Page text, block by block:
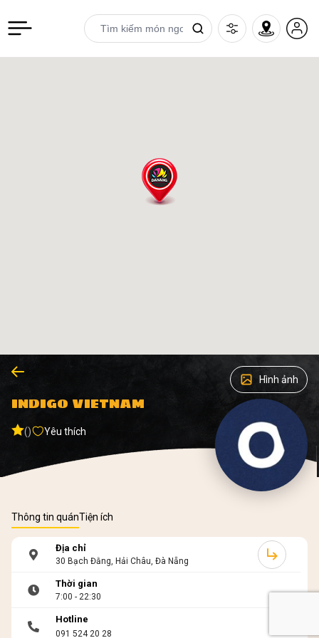
Hình ảnh
INDIGO VIETNAM
() Yêu thích
Thông tin quánTiện ích
Địa chỉ
30 Bạch Đằng, Hải Châu, Đà Nẵng
Thời gian
7:00 - 22:30
Hotline
091 524 20 28